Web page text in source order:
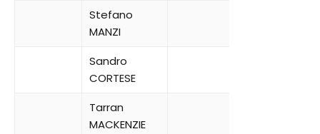
Stefano
MANZI
Sandro
CORTESE
Tarran
MACKENZIE